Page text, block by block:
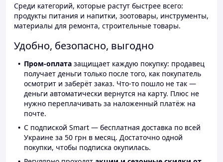
Среди категорий, которые растут быстрее всего:
продукты питания и напитки, зоотовары, инструменты,
материалы для ремонта, строительные товары.
Удобно, безопасно, выгодно
Пром-оплата защищает каждую покупку: продавец
получает деньги только после того, как покупатель
осмотрит и заберёт заказ. Что-то пошло не так —
деньги автоматически вернутся на карту. Плюс не
нужно переплачивать за наложенный платёж на
почте.
С подпиской Smart — бесплатная доставка по всей
Украине за 50 грн в месяц. Достаточно одной
покупки, чтобы подписка окупилась.